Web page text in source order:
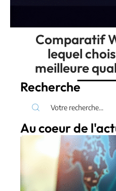
Comparatif
lequel
meilleure
Recherche
Au coeur de